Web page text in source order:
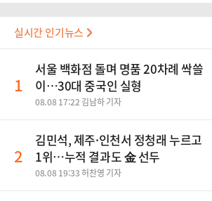
실시간 인기뉴스
1
서울 백화점 돌며 명품 20차례 싹쓸
이…30대 중국인 실형
08.08 17:22 김남하 기자
2
김민석, 제주·인천서 정청래 누르고
1위…누적 결과도 金 선두
08.08 19:33 허찬영 기자